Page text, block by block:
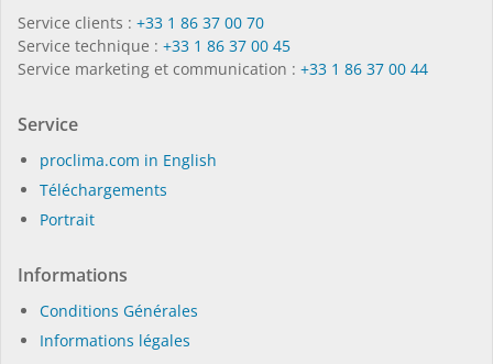
Service clients : +33 1 86 37 00 70
Service technique : +33 1 86 37 00 45
Service marketing et communication : +33 1 86 37 00 44
Service
proclima.com in English
Téléchargements
Portrait
Informations
Conditions Générales
Informations légales